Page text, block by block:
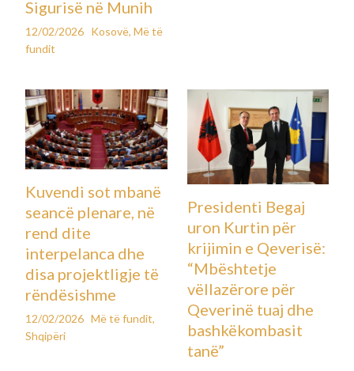
Sigurisë në Munih
12/02/2026 Kosovë,Më të
fundit
Kuvendi sot mbanë
seancë plenare, në
rend dite
interpelanca dhe
disa projektligje të
rëndësishme
12/02/2026 Më të fundit,
Shqipëri
Presidenti Begaj
uron Kurtin për
krijimin e Qeverisë:
“Mbështetje
vëllazërore për
Qeverinë tuaj dhe
bashkëkombasit
tanë”